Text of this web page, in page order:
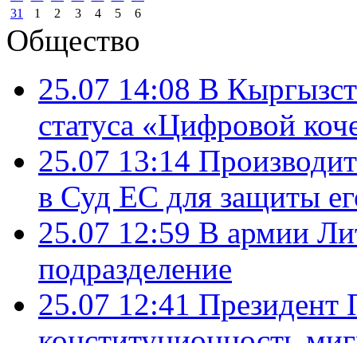
31
1 2 3 4 5 6
Общество
25.07 14:08 В
статуса «Цифровой
25.07 13:14
в Суд ЕС для защиты
25.07 12:59 В армии
подразделение
25.07 12:41 Президент